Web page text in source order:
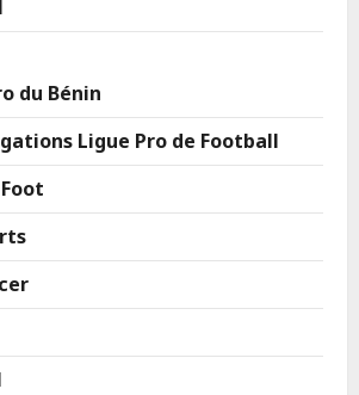
du Bénin
Ligue Pro de Football